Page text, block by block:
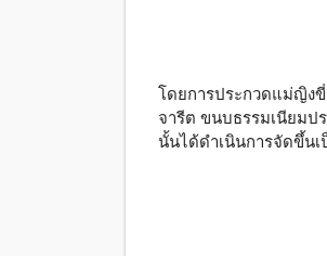
โดยการประกวดแม่ญิง
จารีต ขนบธรรมเนียมป
นั้นได้ดำเนินการจัดขึ้น